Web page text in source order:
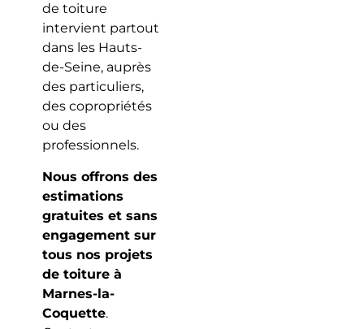
de toiture
intervient partout
dans les Hauts-
de-Seine, auprès
des particuliers,
des copropriétés
ou des
professionnels.
Nous offrons des
estimations
gratuites et sans
engagement sur
tous nos projets
de toiture à
Marnes-la-
Coquette.